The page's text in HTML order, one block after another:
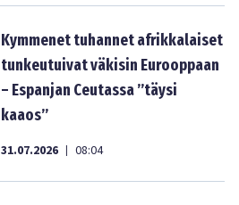
Kymmenet tuhannet afrikkalaiset
tunkeutuivat väkisin Eurooppaan
– Espanjan Ceutassa ”täysi
kaaos”
31.07.2026 | 08:04